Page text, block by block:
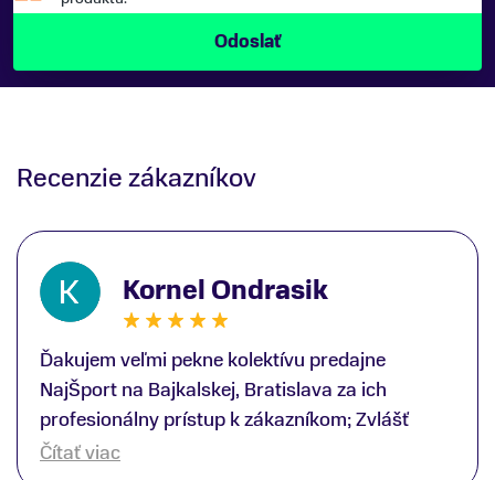
Recenzie zákazníkov
Kornel Ondrasik
Ďakujem veľmi pekne kolektívu predajne
NajŠport na Bajkalskej, Bratislava za ich
profesionálny prístup k zákazníkom; Zvlášť
ďakujem špecialistovi Martinovi Gunišovi za
Čítať viac